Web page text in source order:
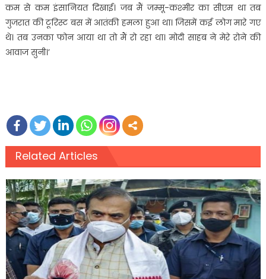
कम से कम इंसानियत दिखाई। जब मैं जम्मू-कश्मीर का सीएम था तब
गुजरात की टूरिस्ट बस में आतंकी हमला हुआ था। जिसमें कई लोग मारे गए
थे। तब उनका फोन आया था तो मैं रो रहा था। मोदी साहब ने मेरे रोने की
आवाज सुनी।’
Related Articles